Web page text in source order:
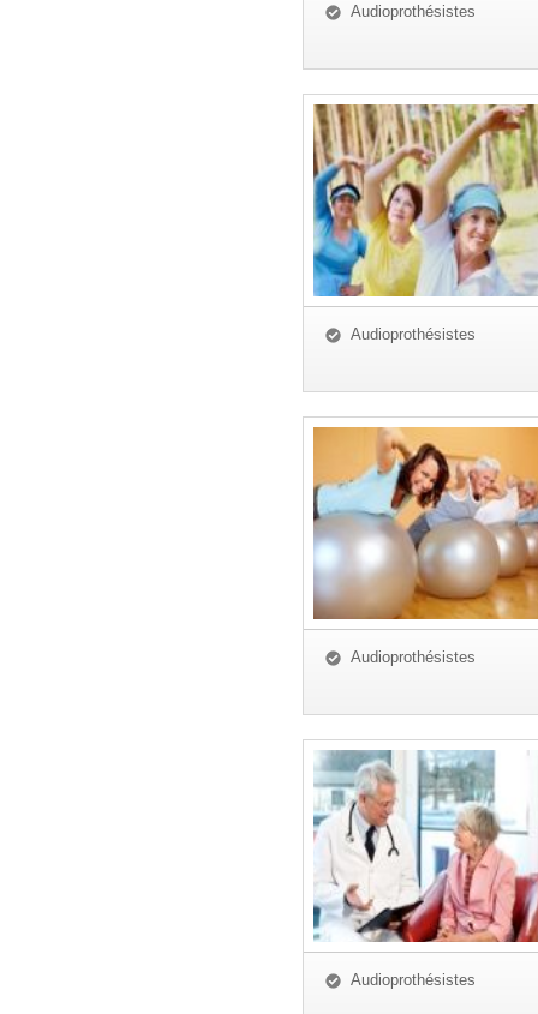
Audioprothésistes
Audioprothésistes
Audioprothésistes
Audioprothésistes